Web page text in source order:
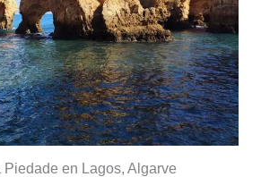
Piedade en Lagos, Algarve